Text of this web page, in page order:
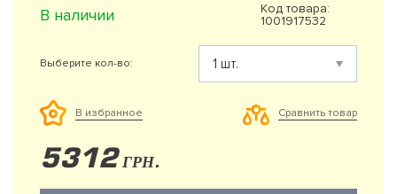
В наличии
Код товара:
1001917532
Выберите кол-во:
В избранное Сравнить товар
5312 ГРН.